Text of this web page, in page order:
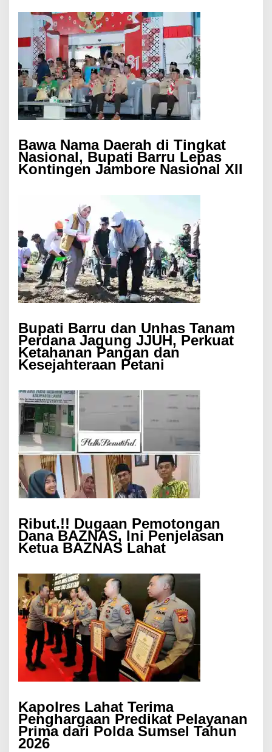
Bawa Nama Daerah di Tingkat
Nasional, Bupati Barru Lepas
Kontingen Jambore Nasional XII
Bupati Barru dan Unhas Tanam
Perdana Jagung JJUH, Perkuat
Ketahanan Pangan dan
Kesejahteraan Petani
Ribut.!! Dugaan Pemotongan
Dana BAZNAS, Ini Penjelasan
Ketua BAZNAS Lahat
Kapolres Lahat Terima
Penghargaan Predikat Pelayanan
Prima dari Polda Sumsel Tahun
2026